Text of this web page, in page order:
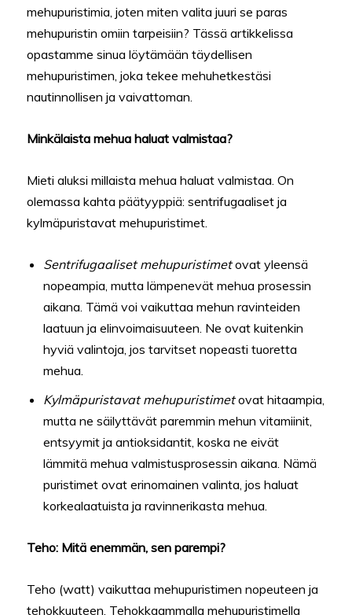
mehupuristimia, joten miten valita juuri se paras
mehupuristin omiin tarpeisiin? Tässä artikkelissa
opastamme sinua löytämään täydellisen
mehupuristimen, joka tekee mehuhetkestäsi
nautinnollisen ja vaivattoman.
Minkälaista mehua haluat valmistaa?
Mieti aluksi millaista mehua haluat valmistaa. On
olemassa kahta päätyyppiä: sentrifugaaliset ja
kylmäpuristavat mehupuristimet.
Sentrifugaaliset mehupuristimetovat yleensä
nopeampia, mutta lämpenevät mehua prosessin
aikana. Tämä voi vaikuttaa mehun ravinteiden
laatuun ja elinvoimaisuuteen. Ne ovat kuitenkin
hyviä valintoja, jos tarvitset nopeasti tuoretta
mehua.
Kylmäpuristavat mehupuristimetovat hitaampia,
mutta ne säilyttävät paremmin mehun vitamiinit,
entsyymit ja antioksidantit, koska ne eivät
lämmitä mehua valmistusprosessin aikana. Nämä
puristimet ovat erinomainen valinta, jos haluat
korkealaatuista ja ravinnerikasta mehua.
Teho: Mitä enemmän, sen parempi?
Teho (watt) vaikuttaa mehupuristimen nopeuteen ja
tehokkuuteen. Tehokkaammalla mehupuristimella